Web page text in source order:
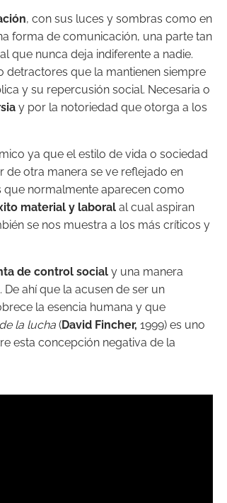
, con sus luces y sombras como en
forma de comunicación, una parte tan
que nunca deja indiferente a nadie.
que la mantienen siempre
y su repercusión social. Necesaria o
y por la notoriedad que otorga a los
ya que el estilo de vida o sociedad
otra manera se ve reflejado en
que normalmente aparecen como
material y laboral al cual aspiran
se nos muestra a los más críticos y
de control social y una manera
. De ahí que la acusen de ser un
la esencia humana y que
la lucha (David Fincher, 1999) es uno
esta concepción negativa de la